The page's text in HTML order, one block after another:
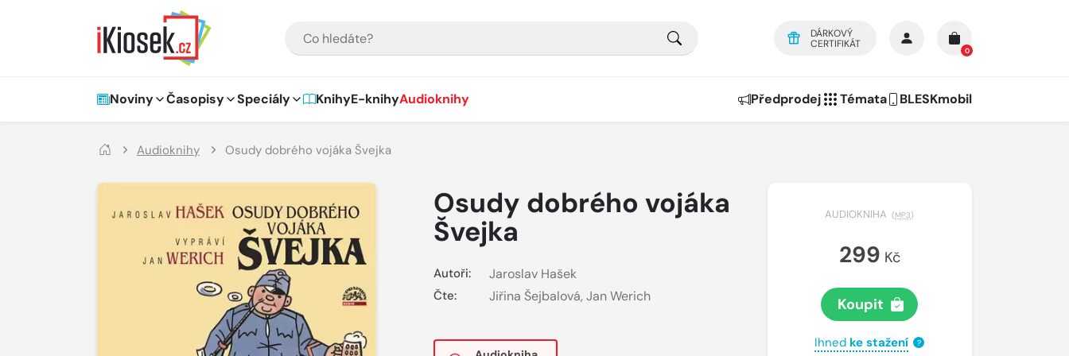
DÁRKOVÝ
CERTIFIKÁT
0
Hlavní navigace
Noviny Časopisy Speciály KnihyE-knihyAudioknihy Předprodej Témata BLESKmobil
Audioknihy Osudy dobrého vojáka Švejka
Osudy dobrého vojáka
Švejka
Autoři: Jaroslav Hašek
Čte: Jiřina Šejbalová, Jan Werich
AUDIOKNIHA (MP3)
299 Kč
Koupit
Ihned ke stažení ?